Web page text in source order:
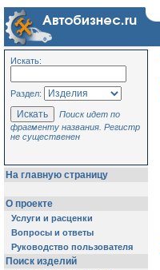
Искать:
Раздел:
Поиск идет по
фрагменту названия. Регистр
не существенен
На главную страницу
О проекте
Услуги и расценки
Вопросы и ответы
Руководство пользователя
Поиск изделий